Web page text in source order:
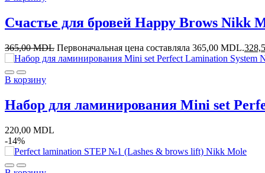
Счастье для бровей Happy Brows Nikk
365,00MDL Первоначальная цена составляла 365,00 MDL.
В корзину
Набор для ламинирования Mini set
220,00 MDL
-14%